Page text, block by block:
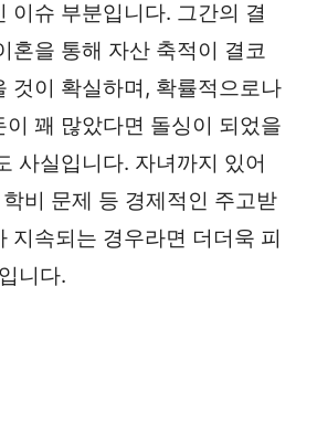
이슈 부분입니다. 그간의 결
혼을 통해 자산 축적이 결코
것이 확실하며, 확률적으로나
이 꽤 많았다면 돌싱이 되었을
사실입니다. 자녀까지 있어
비 문제 등 경제적인 주고받
지속되는 경우라면 더더욱 피
니다.